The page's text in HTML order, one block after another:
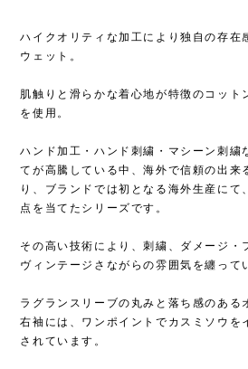
ハイクオリティな加工により独自の存在
ウェット。
肌触りと滑らかな着心地が特徴のコット
を使用。
ハンド加工・ハンド刺繍・マシーン刺繍
てが高騰している中、海外で信頼の出来
り、ブランドでは初となる海外生産にて
点を当てたシリーズです。
その高い技術により、刺繍、ダメージ・
ヴィンテージさながらの雰囲気を纏って
ラグランスリーブの丸みと落ち感のある
右袖には、ワンポイントでカスミソウを
されています。